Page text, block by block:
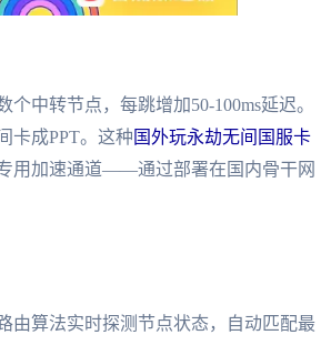
中转节点，每跳增加50-100ms延迟。
卡成PPT。这种 国外玩永劫无间国服卡
用加速通道——通过部署在国内骨干网
由算法实时探测节点状态，自动匹配最